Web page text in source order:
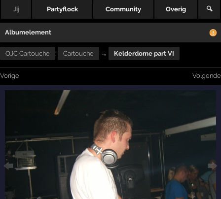
Jij Partyflock Community Overig 🔍
Albumelement
OJC Cartouche : Cartouche → Kelderdome part VI
Vorige Volgende